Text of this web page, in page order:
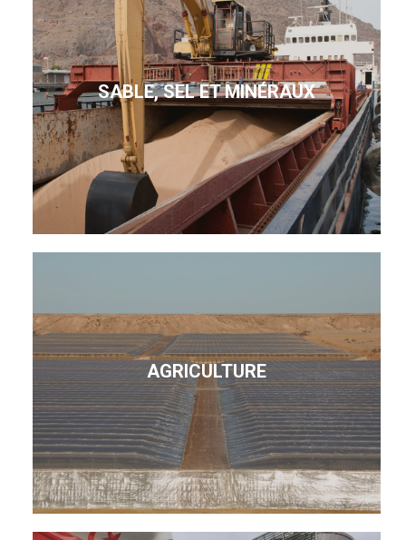
SABLE, SEL ET MINÉRAUX
AGRICULTURE